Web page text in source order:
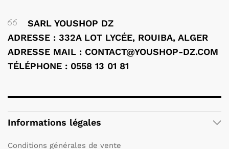
SARL YOUSHOP DZ
ADRESSE : 332A LOT LYCÉE, ROUIBA, ALGER
ADRESSE MAIL : CONTACT@YOUSHOP-DZ.COM
TÉLÉPHONE : 0558 13 01 81
Informations légales
Conditions générales de vente